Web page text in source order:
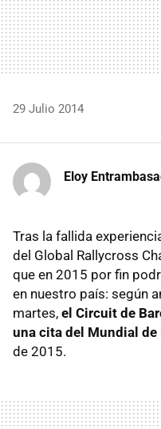
29 Julio 2014
Eloy
Tras la fallida
del Global Rallycross
que en 2015 por fin
en nuestro país: según
martes, el Circuit de
una cita del Mundial
de 2015.